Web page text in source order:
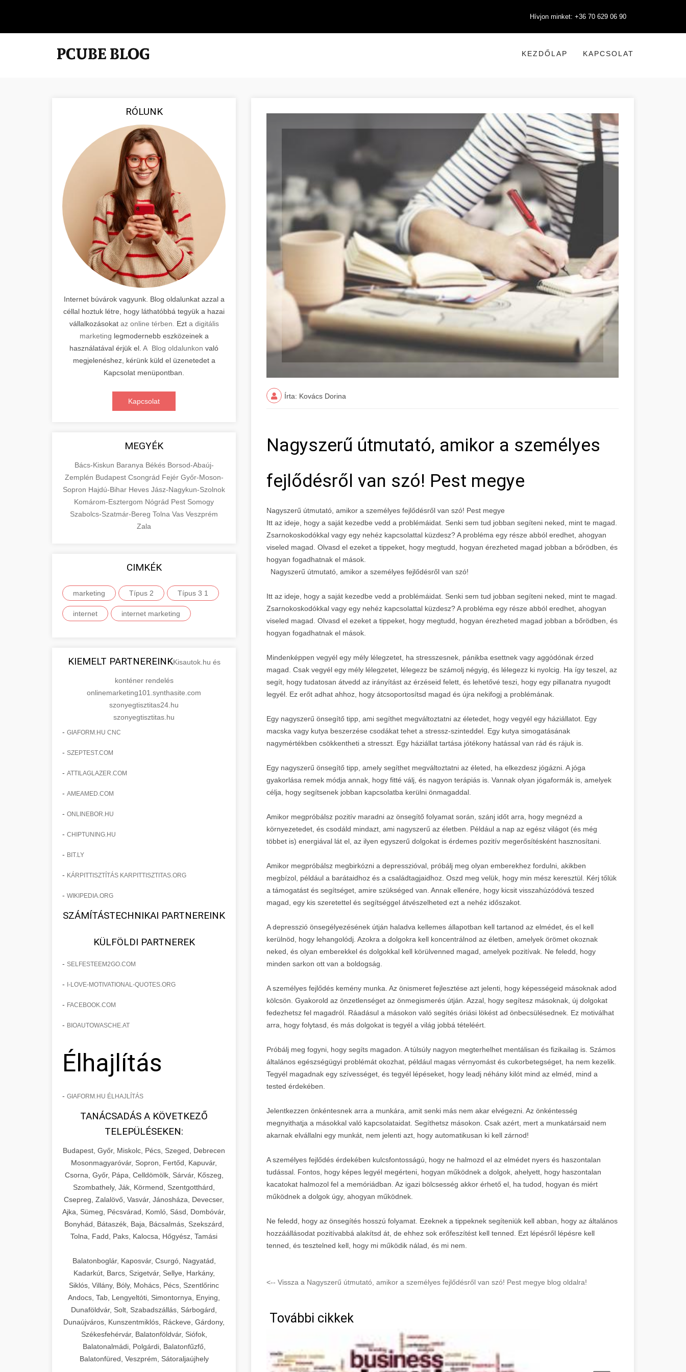
Hívjon minket: +36 70 629 06 90
KEZDŐLAP KAPCSOLAT
RÓLUNK
Internet búvárok vagyunk. Blog oldalunkat azzal a
céllal hoztuk létre, hogy láthatóbbá tegyük a hazai
vállalkozásokat az online térben. Ezt a digitális
marketing legmodernebb eszközeinek a
használatával érjük el. A Blog oldalunkon való
megjelenéshez, kérünk küld el üzenetedet a
Kapcsolat menüpontban.
Kapcsolat
MEGYÉK
Bács-Kiskun Baranya Békés Borsod-Abaúj-
Zemplén Budapest Csongrád Fejér Győr-Moson-
Sopron Hajdú-Bihar Heves Jász-Nagykun-Szolnok
Komárom-Esztergom Nógrád Pest Somogy
Szabolcs-Szatmár-Bereg Tolna Vas Veszprém
Zala
CIMKÉK
marketing Típus 2 Típus 3 1
internet internet marketing
KIEMELT PARTNEREINKKisautok.hu és
konténer rendelés
onlinemarketing101.synthasite.com
szonyegtisztitas24.hu
szonyegtisztitas.hu
- GIAFORM.HU CNC
- SZEPTEST.COM
- ATTILAGLAZER.COM
- AMEAMED.COM
- ONLINEBOR.HU
- CHIPTUNING.HU
- BIT.LY
- KÁRPITTISZTÍTÁS KARPITTISZTITAS.ORG
- WIKIPEDIA.ORG
SZÁMÍTÁSTECHNIKAI PARTNEREINK
KÜLFÖLDI PARTNEREK
- SELFESTEEM2GO.COM
- I-LOVE-MOTIVATIONAL-QUOTES.ORG
- FACEBOOK.COM
- BIOAUTOWASCHE.AT
Élhajlítás
- GIAFORM.HU ÉLHAJLÍTÁS
TANÁCSADÁS A KÖVETKEZŐ
TELEPÜLÉSEKEN:
Budapest, Győr, Miskolc, Pécs, Szeged, Debrecen
Mosonmagyaróvár, Sopron, Fertőd, Kapuvár,
Csorna, Győr, Pápa, Celldömölk, Sárvár, Kőszeg,
Szombathely, Ják, Körmend, Szentgotthárd,
Csepreg, Zalalövő, Vasvár, Jánosháza, Devecser,
Ajka, Sümeg, Pécsvárad, Komló, Sásd, Dombóvár,
Bonyhád, Bátaszék, Baja, Bácsalmás, Szekszárd,
Tolna, Fadd, Paks, Kalocsa, Hőgyész, Tamási
Balatonboglár, Kaposvár, Csurgó, Nagyatád,
Kadarkút, Barcs, Szigetvár, Sellye, Harkány,
Siklós, Villány, Bóly, Mohács, Pécs, Szentlőrinc
Andocs, Tab, Lengyeltóti, Simontornya, Enying,
Dunaföldvár, Solt, Szabadszállás, Sárbogárd,
Dunaújváros, Kunszentmiklós, Ráckeve, Gárdony,
Székesfehérvár, Balatonföldvár, Siófok,
Balatonalmádi, Polgárdi, Balatonfűzfő,
Balatonfüred, Veszprém, Sátoraljaújhely
Írta: Kovács Dorina
Nagyszerű útmutató, amikor a személyes
fejlődésről van szó! Pest megye
Nagyszerű útmutató, amikor a személyes fejlődésről van szó! Pest megye
Itt az ideje, hogy a saját kezedbe vedd a problémáidat. Senki sem tud jobban segíteni neked, mint te magad.
Zsarnokoskodókkal vagy egy nehéz kapcsolattal küzdesz? A probléma egy része abból eredhet, ahogyan
viseled magad. Olvasd el ezeket a tippeket, hogy megtudd, hogyan érezheted magad jobban a bőrödben, és
hogyan fogadhatnak el mások.
Nagyszerű útmutató, amikor a személyes fejlődésről van szó!
Itt az ideje, hogy a saját kezedbe vedd a problémáidat. Senki sem tud jobban segíteni neked, mint te magad.
Zsarnokoskodókkal vagy egy nehéz kapcsolattal küzdesz? A probléma egy része abból eredhet, ahogyan
viseled magad. Olvasd el ezeket a tippeket, hogy megtudd, hogyan érezheted magad jobban a bőrödben, és
hogyan fogadhatnak el mások.
Mindenképpen vegyél egy mély lélegzetet, ha stresszesnek, pánikba esettnek vagy aggódónak érzed
magad. Csak vegyél egy mély lélegzetet, lélegezz be számolj négyig, és lélegezz ki nyolcig. Ha így teszel, az
segít, hogy tudatosan átvedd az irányítást az érzéseid felett, és lehetővé teszi, hogy egy pillanatra nyugodt
legyél. Ez erőt adhat ahhoz, hogy átcsoportosítsd magad és újra nekifogj a problémának.
Egy nagyszerű önsegítő tipp, ami segíthet megváltoztatni az életedet, hogy vegyél egy háziállatot. Egy
macska vagy kutya beszerzése csodákat tehet a stressz-szinteddel. Egy kutya simogatásának
nagymértékben csökkentheti a stresszt. Egy háziállat tartása jótékony hatással van rád és rájuk is.
Egy nagyszerű önsegítő tipp, amely segíthet megváltoztatni az életed, ha elkezdesz jógázni. A jóga
gyakorlása remek módja annak, hogy fitté válj, és nagyon terápiás is. Vannak olyan jógaformák is, amelyek
célja, hogy segítsenek jobban kapcsolatba kerülni önmagaddal.
Amikor megpróbálsz pozitív maradni az önsegítő folyamat során, szánj időt arra, hogy megnézd a
környezetedet, és csodáld mindazt, ami nagyszerű az életben. Például a nap az egész világot (és még
többet is) energiával lát el, az ilyen egyszerű dolgokat is érdemes pozitív megerősítésként hasznosítani.
Amikor megpróbálsz megbirkózni a depresszióval, próbálj meg olyan emberekhez fordulni, akikben
megbízol, például a barátaidhoz és a családtagjaidhoz. Oszd meg velük, hogy min mész keresztül. Kérj tőlük
a támogatást és segítséget, amire szükséged van. Annak ellenére, hogy kicsit visszahúzódóvá teszed
magad, egy kis szeretettel és segítséggel átvészelheted ezt a nehéz időszakot.
A depresszió önsegélyezésének útján haladva kellemes állapotban kell tartanod az elmédet, és el kell
kerülnöd, hogy lehangolódj. Azokra a dolgokra kell koncentrálnod az életben, amelyek örömet okoznak
neked, és olyan emberekkel és dolgokkal kell körülvenned magad, amelyek pozitívak. Ne feledd, hogy
minden sarkon ott van a boldogság.
A személyes fejlődés kemény munka. Az önismeret fejlesztése azt jelenti, hogy képességeid másoknak adod
kölcsön. Gyakorold az önzetlenséget az önmegismerés útján. Azzal, hogy segítesz másoknak, új dolgokat
fedezhetsz fel magadról. Ráadásul a másokon való segítés óriási lökést ad önbecsülésednek. Ez motiválhat
arra, hogy folytasd, és más dolgokat is tegyél a világ jobbá tételéért.
Próbálj meg fogyni, hogy segíts magadon. A túlsúly nagyon megterhelhet mentálisan és fizikailag is. Számos
általános egészségügyi problémát okozhat, például magas vérnyomást és cukorbetegséget, ha nem kezelik.
Tegyél magadnak egy szívességet, és tegyél lépéseket, hogy leadj néhány kilót mind az elméd, mind a
tested érdekében.
Jelentkezzen önkéntesnek arra a munkára, amit senki más nem akar elvégezni. Az önkéntesség
megnyithatja a másokkal való kapcsolataidat. Segíthetsz másokon. Csak azért, mert a munkatársaid nem
akarnak elvállalni egy munkát, nem jelenti azt, hogy automatikusan ki kell zárnod!
A személyes fejlődés érdekében kulcsfontosságú, hogy ne halmozd el az elmédet nyers és haszontalan
tudással. Fontos, hogy képes legyél megérteni, hogyan működnek a dolgok, ahelyett, hogy haszontalan
kacatokat halmozol fel a memóriádban. Az igazi bölcsesség akkor érhető el, ha tudod, hogyan és miért
működnek a dolgok úgy, ahogyan működnek.
Ne feledd, hogy az önsegítés hosszú folyamat. Ezeknek a tippeknek segíteniük kell abban, hogy az általános
hozzáállásodat pozitívabbá alakítsd át, de ehhez sok erőfeszítést kell tenned. Ezt lépésről lépésre kell
tenned, és tesztelned kell, hogy mi működik nálad, és mi nem.
<-- Vissza a Nagyszerű útmutató, amikor a személyes fejlődésről van szó! Pest megye blog oldalra!
További cikkek